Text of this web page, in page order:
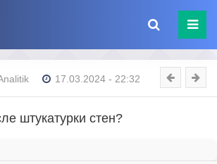
17.03.2024 - 22:32
штукатурки стен?